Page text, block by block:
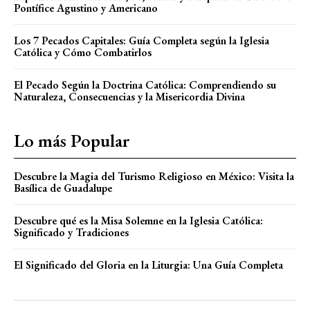
Pontífice Agustino y Americano
Los 7 Pecados Capitales: Guía Completa según la Iglesia
Católica y Cómo Combatirlos
El Pecado Según la Doctrina Católica: Comprendiendo su
Naturaleza, Consecuencias y la Misericordia Divina
Lo más Popular
Descubre la Magia del Turismo Religioso en México: Visita la
Basílica de Guadalupe
Descubre qué es la Misa Solemne en la Iglesia Católica:
Significado y Tradiciones
El Significado del Gloria en la Liturgia: Una Guía Completa